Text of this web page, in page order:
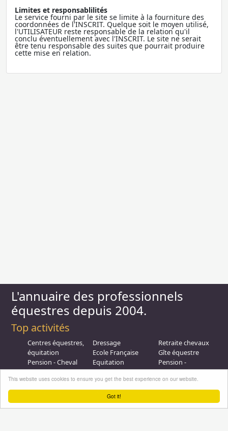
Got it!
This website uses cookies to ensure you get the best experience on our website.
Limites et responsablilités
Le service fourni par le site se limite à la fourniture des
coordonnées de l'INSCRIT. Quelque soit le moyen utilisé,
l'UTILISATEUR reste responsable de la relation qu'il
conclu éventuellement avec l'INSCRIT. Le site ne serait
être tenu responsable des suites que pourrait produire
cette mise en relation.
L'annuaire des professionnels
équestres depuis 2004.
Top activités
Centres équestres,
équitation
Pension - Cheval
Ecurie de
propriétaire
Poney Club
Pension - Poney
Débourrage
Dressage
Ecole Française
Equitation
Promenade
Equitation de loisir
Compétition - CSO
Promenades à
Cheval
Retraite chevaux
Gîte équestre
Pension -
Poulinieres
Promenades à
Poney
Saut d obstacle
Relais étape